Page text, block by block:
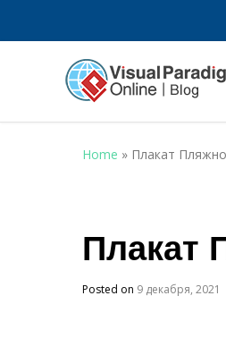
Home » Плакат
Плакат
Posted on 9 декабря, 2021